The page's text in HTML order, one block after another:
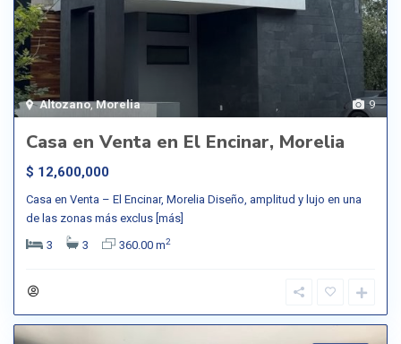
9
Altozano,Morelia
Casa en Venta en El Encinar, Morelia
$ 12,600,000
Casa en Venta – El Encinar, Morelia Diseño, amplitud y lujo en una
de las zonas más exclus [más]
3
3 360.00 m2